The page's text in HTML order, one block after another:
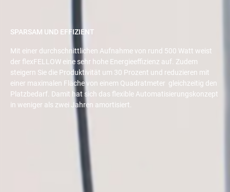
SPARSAM UND EFFIZIENT
Mit einer durchschnittlichen Aufnahme von rund 500 Watt weist
der flexFELLOW eine sehr hohe Energieeffizienz auf. Zudem
steigern Sie die Produktivität um 30 Prozent und reduzieren mit
einer maximalen Fläche von einem Quadratmeter gleichzeitig den
Platzbedarf. Damit hat sich das flexible Automatisierungskonzept
in weniger als zwei Jahren amortisiert.